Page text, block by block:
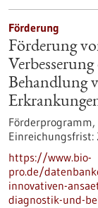
Förderung
Förderung
Behandlung
Förderprogramm,
Einreichungsfrist:
https://www.bio-
pro.de/
innovativen-
diagnostik-und-